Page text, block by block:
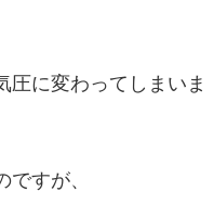
圧に変わってしまいま
すが、